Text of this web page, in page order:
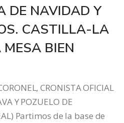
DE NAVIDAD Y
CASTILLA-LA
BIEN
CRONISTA OFICIAL
Y POZUELO DE
Partimos de la base de